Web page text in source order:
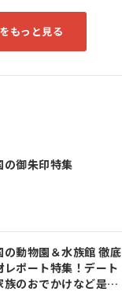
もっと見る
の御朱印特集
の動物園＆水族館 徹底
レポート特集！デート
族のおでかけなど是非